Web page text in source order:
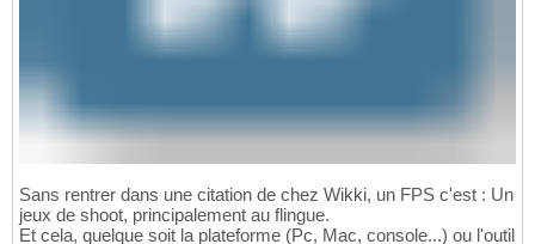
Sans rentrer dans une citation de chez Wikki, un FPS c'est : Un
jeux de shoot, principalement au flingue.
Et cela, quelque soit la plateforme (Pc, Mac, console...) ou l'outil